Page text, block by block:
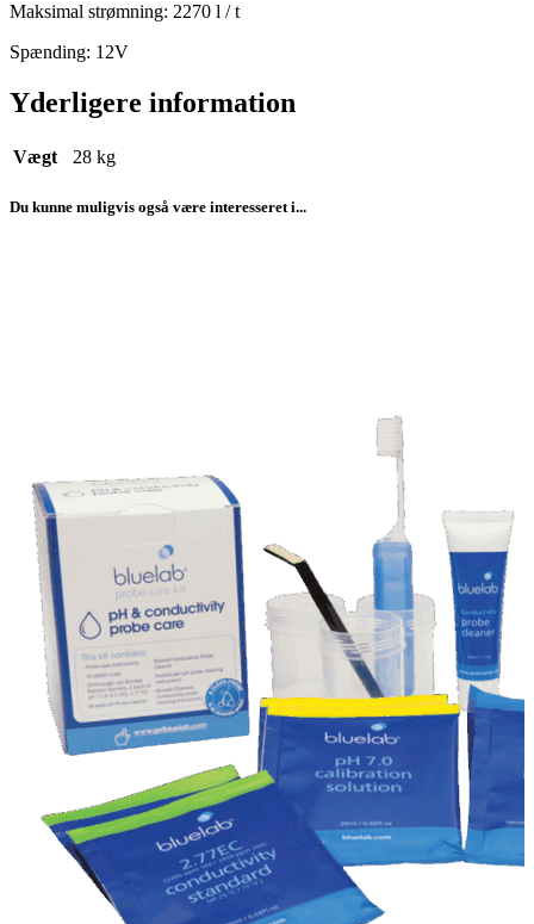
Maksimal strømning: 2270 l / t
Spænding: 12V
Yderligere information
Vægt 28 kg
Du kunne muligvis også være interesseret i...